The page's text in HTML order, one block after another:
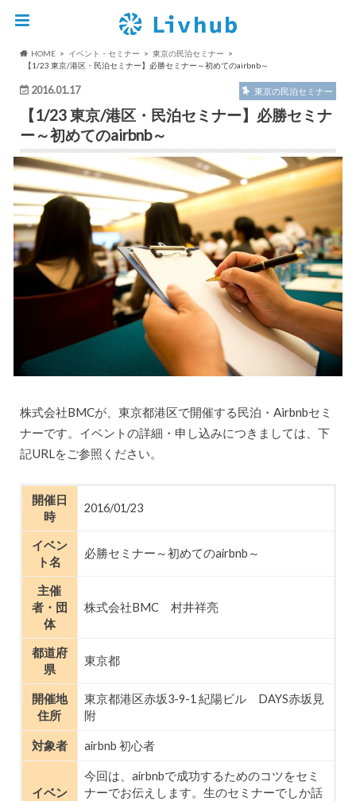
HOME イベント・セミナー
東京の民泊セミナー
【1/23 東京/港区・民泊セミナー】必勝セミナー～初めてのairbnb～
2016.01.17 東京の民泊セミナー
【1/23 東京/港区・民泊セミナー】必勝セミナ
ー～初めてのairbnb～
株式会社BMCが、東京都港区で開催する民泊・Airbnbセミ
ナーです。イベントの詳細・申し込みにつきましては、下
記URLをご参照ください。
開催日
時
2016/01/23
イベン
ト名
必勝セミナー～初めてのairbnb～
主催
者・団
体
株式会社BMC 村井祥亮
都道府
県
東京都
開催地
住所
東京都港区赤坂3-9-1 紀陽ビル DAYS赤坂見
附
対象者 airbnb 初心者
イベン
今回は、airbnbで成功するためのコツをセミ
ナーでお伝えします。生のセミナーでしか話